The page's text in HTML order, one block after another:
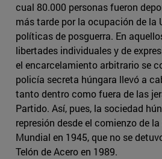
cual 80.000 personas fueron
más tarde por la ocupación de la
políticas de posguerra. En
libertades individuales y de
el encarcelamiento arbitrario se
policía secreta húngara llevó a
tanto dentro como fuera de las
Partido. Así, pues, la sociedad
represión desde el comienzo de
Mundial en 1945, que no se
Telón de Acero en 1989.